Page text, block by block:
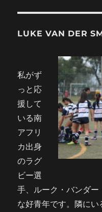
LUKE VAN DER
私がず
っと応
援して
いる南
アフリ
カ出身
のラグ
ビー選
手、ルーク・バンダ
な好青年です。隣にい